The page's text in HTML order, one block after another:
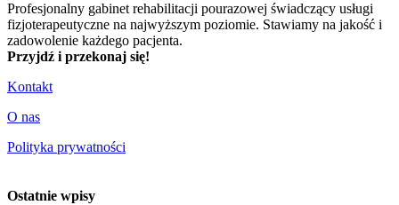
Profesjonalny gabinet rehabilitacji pourazowej świadczący usługi
fizjoterapeutyczne na najwyższym poziomie. Stawiamy na jakość i
zadowolenie każdego pacjenta.
Przyjdź i przekonaj się!
Kontakt
O nas
Polityka prywatności
Ostatnie wpisy